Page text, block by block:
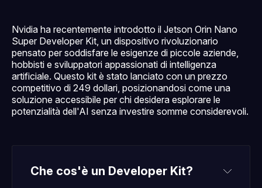
Nvidia ha recentemente introdotto il Jetson Orin Nano
Super Developer Kit, un dispositivo rivoluzionario
pensato per soddisfare le esigenze di piccole aziende,
hobbisti e sviluppatori appassionati di intelligenza
artificiale. Questo kit è stato lanciato con un prezzo
competitivo di 249 dollari, posizionandosi come una
soluzione accessibile per chi desidera esplorare le
potenzialità dell'AI senza investire somme considerevoli.
Che cos'è un Developer Kit?